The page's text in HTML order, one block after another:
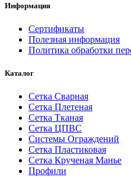
Информация
Сертификаты
Полезная информация
Политика обработки
Каталог
Сетка Сварная
Сетка Плетеная
Сетка Тканая
Сетка ЦПВС
Системы Ограждений
Сетка Пластиковая
Сетка Крученая Манье
Профили